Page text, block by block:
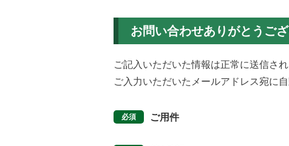
お問い合わせありがとうござ
ご記入いただいた情報は正常に送信され
ご入力いただいたメールアドレス宛に
ご用件